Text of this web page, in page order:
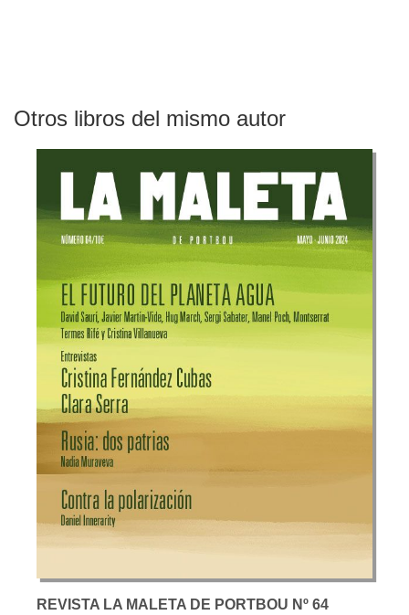
Otros libros del mismo autor
REVISTA LA MALETA DE PORTBOU Nº 64